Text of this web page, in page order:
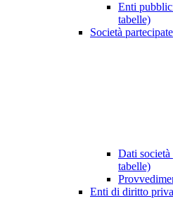
Enti
tabelle)
Società partecipate
Dati società
tabelle)
Enti di diritto